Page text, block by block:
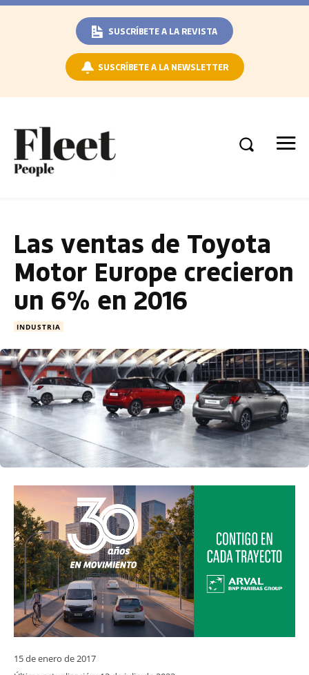
SUSCRÍBETE A LA REVISTA
SUSCRÍBETE A LA NEWSLETTER
Las ventas de Toyota
Motor Europe crecieron
un 6% en 2016
INDUSTRIA
15 de enero de 2017